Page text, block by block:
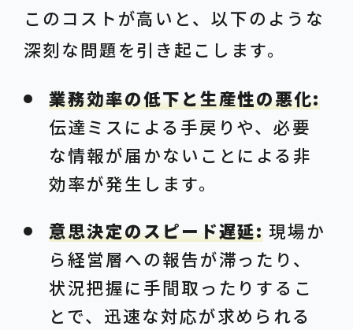
このコストが高いと、以下のような
深刻な問題を引き起こします。
業務効率の低下と生産性の悪化:
伝達ミスによる手戻りや、必要
な情報が届かないことによる非
効率が発生します。
意思決定のスピード遅延: 現場か
ら経営層への報告が滞ったり、
状況把握に手間取ったりするこ
とで、迅速な対応が求められる